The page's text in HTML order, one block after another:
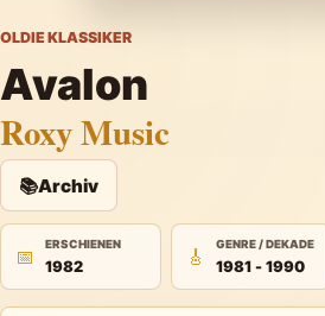
OLDIE KLASSIKER
Avalon
Roxy Music
📚Archiv
📅
ERSCHIENEN
1982 🎸
GENRE / DEKADE
1981 - 1990